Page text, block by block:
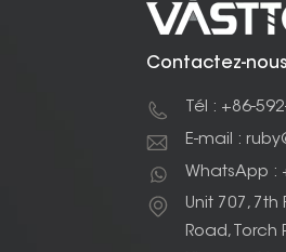
Contactez-
Tél : +86-
E-mail :
WhatsApp :
Unit 707, 7th
Road, Torch